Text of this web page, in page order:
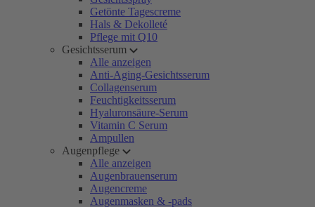
Getönte Tagescreme
Hals & Dekolleté
Pflege mit Q10
Gesichtsserum
Alle anzeigen
Anti-Aging-Gesichtsserum
Collagenserum
Feuchtigkeitsserum
Hyaluronsäure-Serum
Vitamin C Serum
Ampullen
Augenpflege
Alle anzeigen
Augenbrauenserum
Augencreme
Augenmasken & -pads